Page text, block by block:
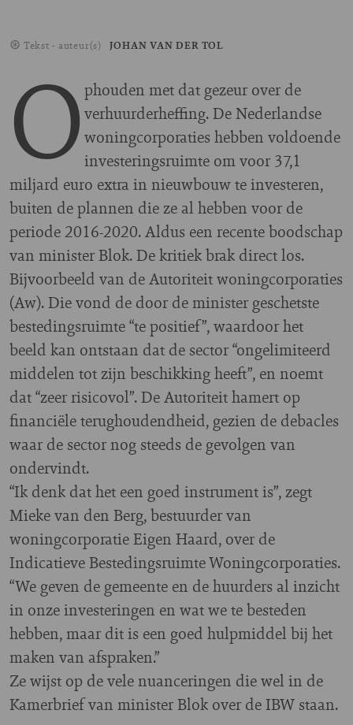
Tekst - auteur(s) JOHAN VAN DER TOL
O phouden met dat gezeur over de
verhuurderheffing. De Nederlandse
woningcorporaties hebben voldoende
investeringsruimte om voor 37,1
miljard euro extra in nieuwbouw te investeren,
buiten de plannen die ze al hebben voor de
periode 2016-2020. Aldus een recente boodschap
van minister Blok. De kritiek brak direct los.
Bijvoorbeeld van de Autoriteit woningcorporaties
(Aw). Die vond de door de minister geschetste
bestedingsruimte “te positief”, waardoor het
beeld kan ontstaan dat de sector “ongelimiteerd
middelen tot zijn beschikking heeft”, en noemt
dat “zeer risicovol”. De Autoriteit hamert op
financiële terughoudendheid, gezien de debacles
waar de sector nog steeds de gevolgen van
ondervindt.
“Ik denk dat het een goed instrument is”, zegt
Mieke van den Berg, bestuurder van
woningcorporatie Eigen Haard, over de
Indicatieve Bestedingsruimte Woningcorporaties.
“We geven de gemeente en de huurders al inzicht
in onze investeringen en wat we te besteden
hebben, maar dit is een goed hulpmiddel bij het
maken van afspraken.”
Ze wijst op de vele nuanceringen die wel in de
Kamerbrief van minister Blok over de IBW staan.